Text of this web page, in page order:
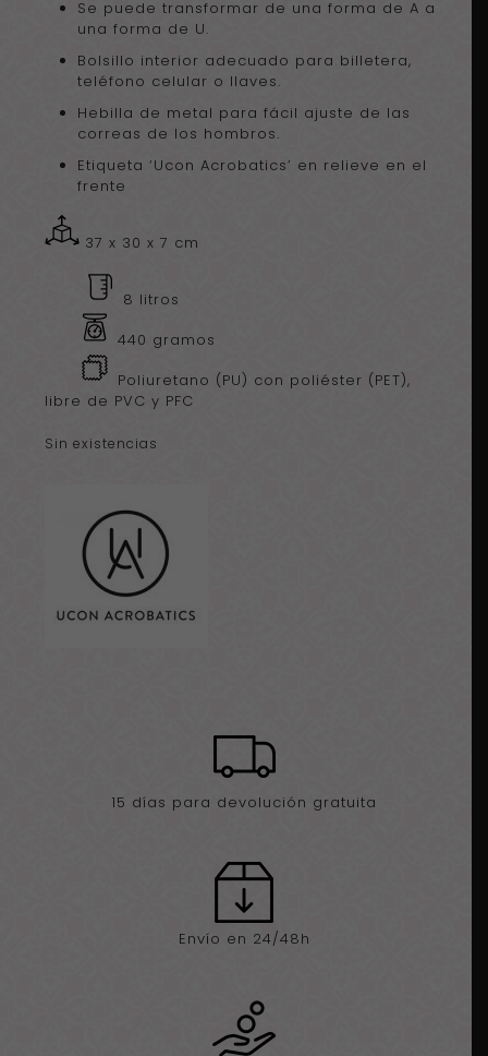
Se puede transformar de una forma de A a
una forma de U.
Bolsillo interior adecuado para billetera,
teléfono celular o llaves.
Hebilla de metal para fácil ajuste de las
correas de los hombros.
Etiqueta ‘Ucon Acrobatics’ en relieve en el
frente
37 x 30 x 7 cm
8 litros
440 gramos
Poliuretano (PU) con poliéster (PET),
libre de PVC y PFC
Sin existencias
15 días para devolución gratuita
Envío en 24/48h